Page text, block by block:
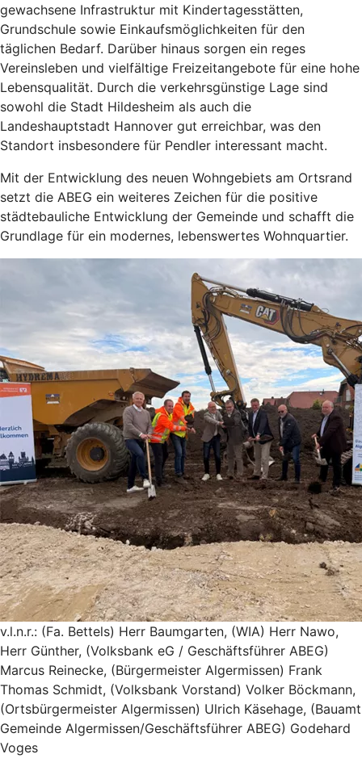
gewachsene Infrastruktur mit Kindertagesstätten,
Grundschule sowie Einkaufsmöglichkeiten für den
täglichen Bedarf. Darüber hinaus sorgen ein reges
Vereinsleben und vielfältige Freizeitangebote für eine hohe
Lebensqualität. Durch die verkehrsgünstige Lage sind
sowohl die Stadt Hildesheim als auch die
Landeshauptstadt Hannover gut erreichbar, was den
Standort insbesondere für Pendler interessant macht.
Mit der Entwicklung des neuen Wohngebiets am Ortsrand
setzt die ABEG ein weiteres Zeichen für die positive
städtebauliche Entwicklung der Gemeinde und schafft die
Grundlage für ein modernes, lebenswertes Wohnquartier.
v.l.n.r.: (Fa. Bettels) Herr Baumgarten, (WIA) Herr Nawo,
Herr Günther, (Volksbank eG / Geschäftsführer ABEG)
Marcus Reinecke, (Bürgermeister Algermissen) Frank
Thomas Schmidt, (Volksbank Vorstand) Volker Böckmann,
(Ortsbürgermeister Algermissen) Ulrich Käsehage, (Bauamt
Gemeinde Algermissen/Geschäftsführer ABEG) Godehard
Voges